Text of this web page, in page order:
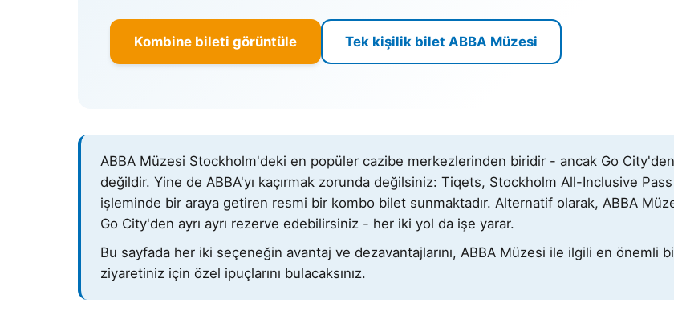
Kombine bileti görüntüle Tek kişilik bilet ABBA Müzesi
ABBA Müzesi Stockholm'deki en popüler cazibe merkezlerinden biridir - ancak Go
değildir. Yine de ABBA'yı kaçırmak zorunda değilsiniz: Tiqets, Stockholm All-Inclusive
işleminde bir araya getiren resmi bir kombo bilet sunmaktadır. Alternatif olarak, ABBA
Go City'den ayrı ayrı rezerve edebilirsiniz - her iki yol da işe yarar.
Bu sayfada her iki seçeneğin avantaj ve dezavantajlarını, ABBA Müzesi ile ilgili en önemli
ziyaretiniz için özel ipuçlarını bulacaksınız.